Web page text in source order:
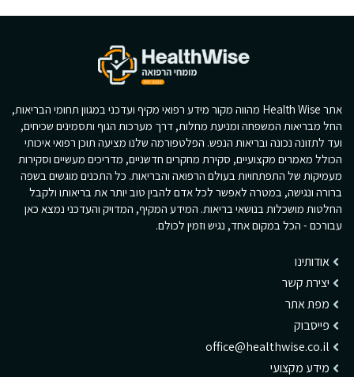
אתר Health Wise מהווה מקור מידע רפואי מקיף ועדכני במגוון תחומי הבריאות,
החל מבריאות המשפחה ומניעת מחלות, דרך מערכות הגוף ותסמינים שכיחים,
ועד לתזונה נכונה ובריאות הנפש. הפלטפורמה שלנו מציעה תוכן רפואי איכותי
הכולל מאמרים מקצועיים, סקירת מחקרים חדשניים, מדריכים מעשיים וסקירות
מעמיקות של התפתחויות בעולם הרפואה והבריאות. כל התכנים מוגשים בשפה
ברורה ונגישה, במטרה לאפשר לכל אדם להבין טוב יותר את בריאותו ולקבל
החלטות מושכלות בנושאי בריאות. המידע המקיף, המדויק והעדכני נמצא כאן
עבורכם - הכל במקום אחד, נגיש וזמין לכולם.
אודותינו
יצירת קשר
מפת אתר
פייסבוק
office@healthwise.co.il
מידע מקצועי